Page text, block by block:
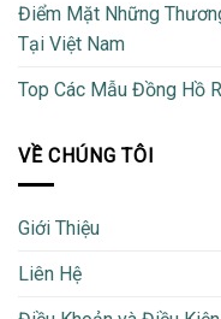
Điểm Mặt Những
Tại Việt Nam
Top Các Mẫu Đồng Hồ
VỀ CHÚNG TÔI
Giới Thiệu
Liên Hệ